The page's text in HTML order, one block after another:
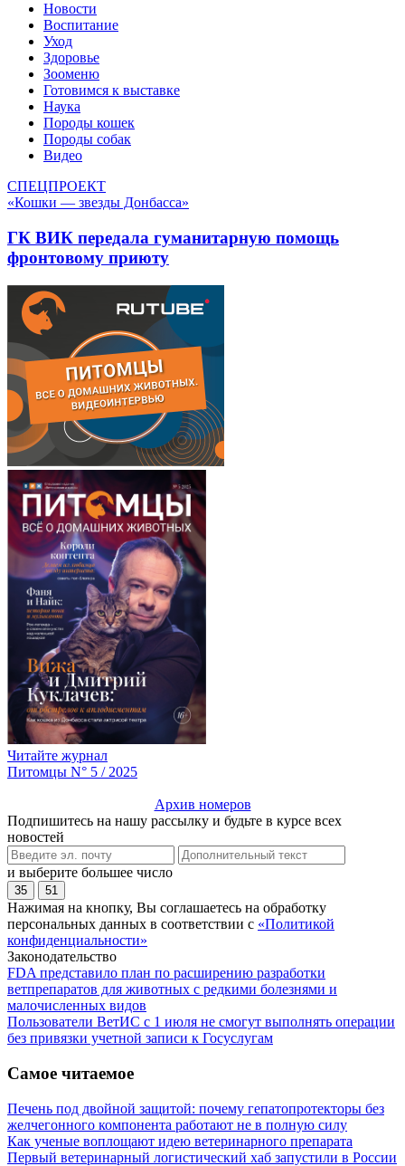
Новости
Воспитание
Уход
Здоровье
Зооменю
Готовимся к выставке
Наука
Породы кошек
Породы собак
Видео
СПЕЦПРОЕКТ
«Кошки — звезды Донбасса»
ГК ВИК передала гуманитарную помощь
фронтовому приюту
Читайте журнал
Питомцы N° 5 / 2025
Архив номеров
Подпишитесь на нашу рассылку и будьте в курсе всех
новостей
и выберите большее число
35 51
Нажимая на кнопку, Вы соглашаетесь на обработку
персональных данных в соответствии с «Политикой
конфиденциальности»
Законодательство
FDA представило план по расширению разработки
ветпрепаратов для животных с редкими болезнями и
малочисленных видов
Пользователи ВетИС с 1 июля не смогут выполнять операции
без привязки учетной записи к Госуслугам
Самое читаемое
Печень под двойной защитой: почему гепатопротекторы без
желчегонного компонента работают не в полную силу
Как ученые воплощают идею ветеринарного препарата
Первый ветеринарный логистический хаб запустили в России